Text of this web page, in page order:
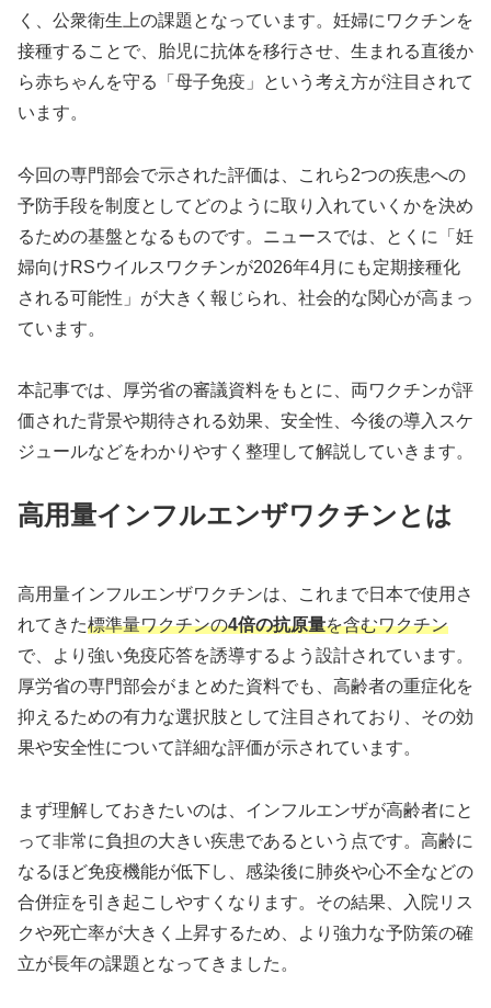
く、公衆衛生上の課題となっています。妊婦にワクチンを
接種することで、胎児に抗体を移行させ、生まれる直後か
ら赤ちゃんを守る「母子免疫」という考え方が注目されて
います。
今回の専門部会で示された評価は、これら2つの疾患への
予防手段を制度としてどのように取り入れていくかを決め
るための基盤となるものです。ニュースでは、とくに「妊
婦向けRSウイルスワクチンが2026年4月にも定期接種化
される可能性」が大きく報じられ、社会的な関心が高まっ
ています。
本記事では、厚労省の審議資料をもとに、両ワクチンが評
価された背景や期待される効果、安全性、今後の導入スケ
ジュールなどをわかりやすく整理して解説していきます。
高用量インフルエンザワクチンとは
高用量インフルエンザワクチンは、これまで日本で使用さ
れてきた標準量ワクチンの4倍の抗原量を含むワクチン
で、より強い免疫応答を誘導するよう設計されています。
厚労省の専門部会がまとめた資料でも、高齢者の重症化を
抑えるための有力な選択肢として注目されており、その効
果や安全性について詳細な評価が示されています。
まず理解しておきたいのは、インフルエンザが高齢者にと
って非常に負担の大きい疾患であるという点です。高齢に
なるほど免疫機能が低下し、感染後に肺炎や心不全などの
合併症を引き起こしやすくなります。その結果、入院リス
クや死亡率が大きく上昇するため、より強力な予防策の確
立が長年の課題となってきました。